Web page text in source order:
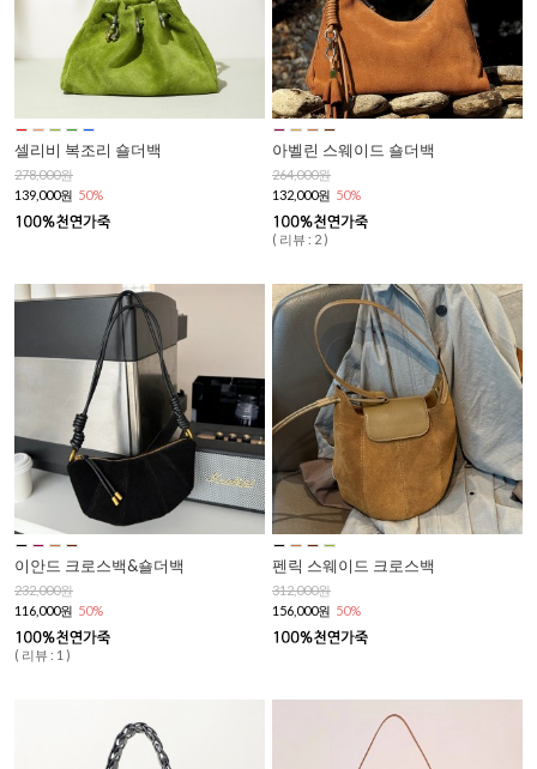
셀리비 복조리 숄더백
278,000원
139,000원 50%
아벨린 스웨이드 숄더백
264,000원
132,000원 50%
( 리뷰 : 2 )
이안드 크로스백&숄더백
232,000원
116,000원 50%
( 리뷰 : 1 )
펜릭 스웨이드 크로스백
312,000원
156,000원 50%